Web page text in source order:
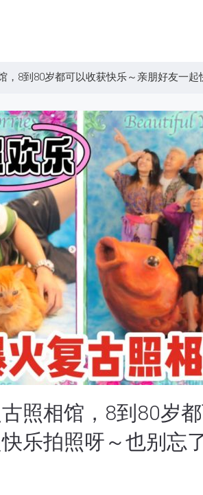
，8到80岁都可以收获快乐～亲朋好友一起
照相馆，8到80岁
乐拍照呀～也别忘